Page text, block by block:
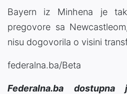
Bayern iz Minhena je
pregovore sa
nisu dogovorila o visini
federalna.ba/Beta
Federalna.ba